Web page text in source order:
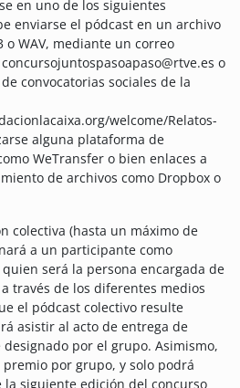
en uno de los siguientes
enviarse el pódcast en un archivo
WAV, mediante un correo
o
convocatorias sociales de la
welcome/Relatos-
alguna plataforma de
WeTransfer o bien enlaces a
de archivos como Dropbox o
colectiva (hasta un máximo de
a un participante como
será la persona encargada de
través de los diferentes medios
el pódcast colectivo resulte
asistir al acto de entrega de
por el grupo. Asimismo,
por grupo, y solo podrá
siguiente edición del concurso